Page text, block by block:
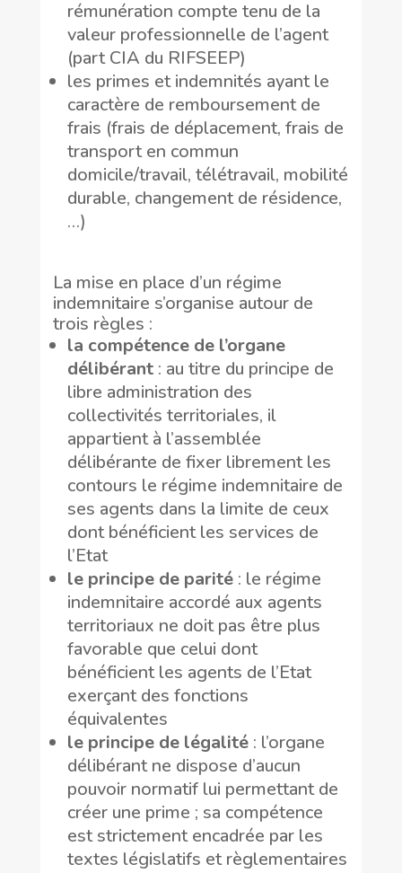
rémunération compte tenu de la
valeur professionnelle de l’agent
(part CIA du RIFSEEP)
les primes et indemnités ayant le
caractère de remboursement de
frais (frais de déplacement, frais de
transport en commun
domicile/travail, télétravail, mobilité
durable, changement de résidence,
…)
La mise en place d’un régime
indemnitaire s’organise autour de
trois règles :
la compétence de l’organe
délibérant : au titre du principe de
libre administration des
collectivités territoriales, il
appartient à l’assemblée
délibérante de fixer librement les
contours le régime indemnitaire de
ses agents dans la limite de ceux
dont bénéficient les services de
l’Etat
le principe de parité : le régime
indemnitaire accordé aux agents
territoriaux ne doit pas être plus
favorable que celui dont
bénéficient les agents de l’Etat
exerçant des fonctions
équivalentes
le principe de légalité : l’organe
délibérant ne dispose d’aucun
pouvoir normatif lui permettant de
créer une prime ; sa compétence
est strictement encadrée par les
textes législatifs et règlementaires